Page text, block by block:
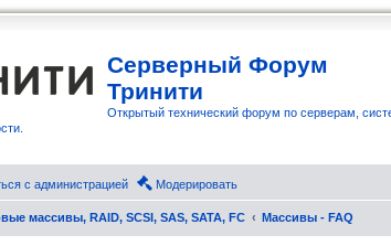
Серверный Форум
Тринити
Открытый технический форум по серверам,
с администрацией Модерировать
массивы, RAID, SCSI, SAS, SATA, FC Массивы - FAQ